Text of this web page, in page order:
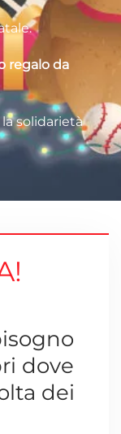
regalo da
solidarietà
dove
dei